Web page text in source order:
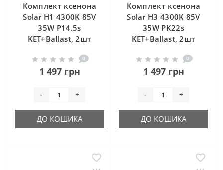
Комплект ксенона
Solar H1 4300K 85V
35W P14.5s
KET+Ballast, 2шт
0
1 497 грн
- +
ДО КОШИКА
Комплект ксенона
Solar H3 4300K 85V
35W PK22s
KET+Ballast, 2шт
0
1 497 грн
- +
ДО КОШИКА